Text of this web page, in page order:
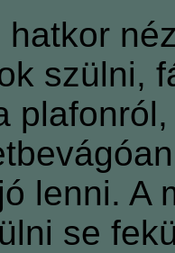
hatkor
szülni,
lenni. A
se